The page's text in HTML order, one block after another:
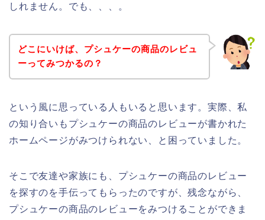
しれません。でも、、、。
どこにいけば、プシュケーの商品のレビュ
ーってみつかるの？
という風に思っている人もいると思います。実際、私
の知り合いもプシュケーの商品のレビューが書かれた
ホームページがみつけられない、と困っていました。
そこで友達や家族にも、プシュケーの商品のレビュー
を探すのを手伝ってもらったのですが、残念ながら、
プシュケーの商品のレビューをみつけることができま